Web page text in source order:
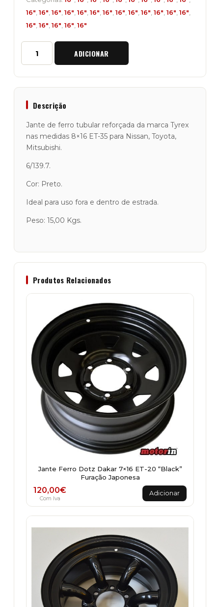
16" 16" 16" 16" 16" 16" 16" 16" 16" 16" 16" 16" 16"
16" 16" 16" 16" 16"
Quantidade
Jante
ET-
35
"Tubular
Black
HD"
Fur.
ADICIONAR
Descrição
Jante de ferro tubular reforçada da marca Tyrex
nas medidas 8×16 ET-35 para Nissan, Toyota,
Mitsubishi.
6/139.7.
Cor: Preto.
Ideal para uso fora e dentro de estrada.
Peso: 15,00 Kgs.
Produtos Relacionados
Jante Ferro Dotz Dakar 7×16 ET-20 “Black”
Furação Japonesa
120,00€
Com Iva
Adicionar